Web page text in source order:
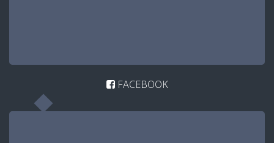
FACEBOOK